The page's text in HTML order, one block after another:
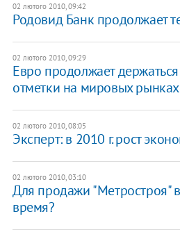
02 лютого 2010, 09:42
Родовид Банк продолжает
02 лютого 2010, 09:29
Евро продолжает
отметки на мировых рынках
02 лютого 2010, 08:05
Эксперт: в 2010 г. рост
02 лютого 2010, 03:10
Для продажи "Метростроя"
время?